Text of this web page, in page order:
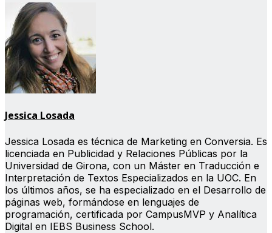
Jessica Losada
Jessica Losada es técnica de Marketing en Conversia. Es
licenciada en Publicidad y Relaciones Públicas por la
Universidad de Girona, con un Máster en Traducción e
Interpretación de Textos Especializados en la UOC. En
los últimos años, se ha especializado en el Desarrollo de
páginas web, formándose en lenguajes de
programación, certificada por CampusMVP y Analítica
Digital en IEBS Business School.